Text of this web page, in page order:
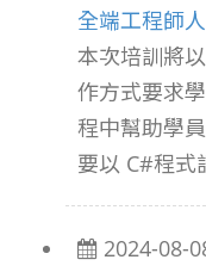
全端工程師
本次培訓將
作方式要求
程中幫助學
要以 C#程式
2024-08-